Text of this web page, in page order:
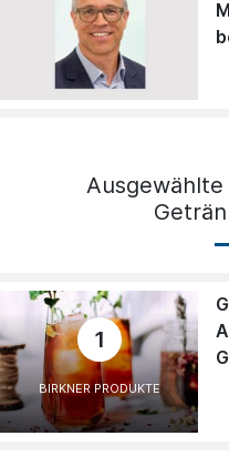
1
BIRKNER PRODUKTE